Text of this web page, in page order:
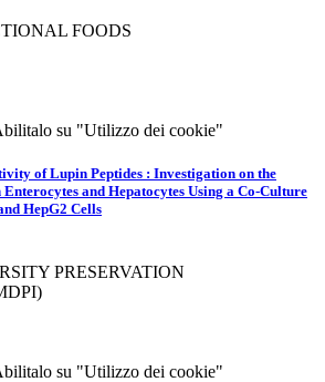
FOODS
su "Utilizzo dei cookie"
of Lupin Peptides : Investigation on the
and Hepatocytes Using a Co-Culture
HepG2 Cells
PRESERVATION
su "Utilizzo dei cookie"